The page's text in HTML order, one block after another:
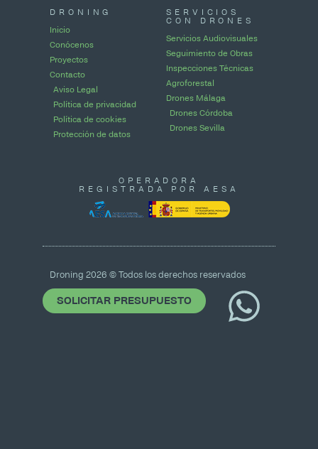
DRONING
Inicio
Conócenos
Proyectos
Contacto
Aviso Legal
Política de privacidad
Política de cookies
Protección de datos
SERVICIOS
CON DRONES
Servicios Audiovisuales
Seguimiento de Obras
Inspecciones Técnicas
Agroforestal
Drones Málaga
Drones Córdoba
Drones Sevilla
OPERADORA
REGISTRADA POR AESA
Droning 2026 © Todos los derechos reservados
SOLICITAR PRESUPUESTO